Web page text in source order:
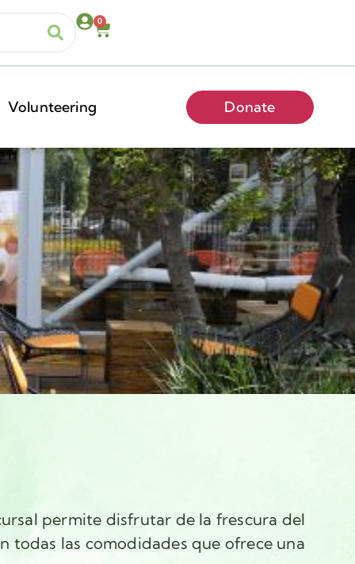
0
Volunteering Donate
permite disfrutar de la frescura del
todas las comodidades que ofrece una